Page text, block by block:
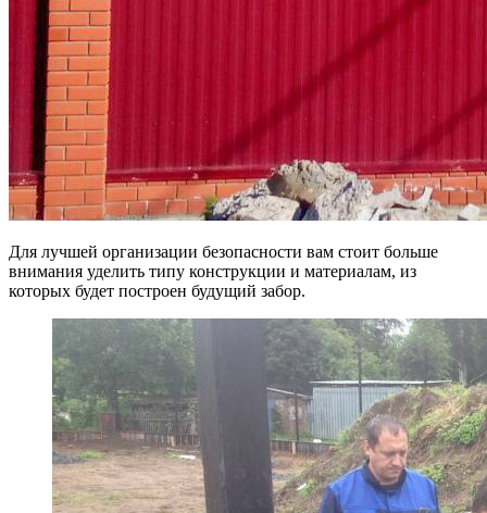
Для лучшей организации безопасности вам стоит больше
внимания уделить типу конструкции и материалам, из
которых будет построен будущий забор.